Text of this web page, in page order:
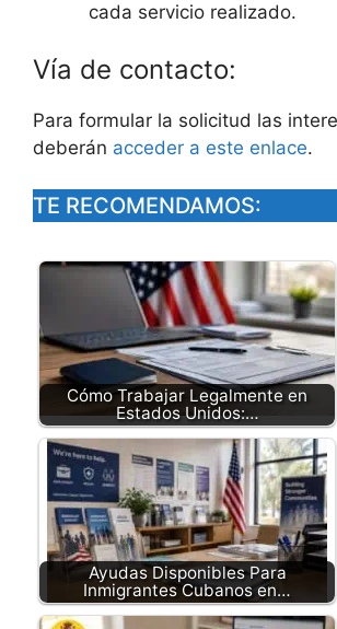
cada servicio realizado.
Vía de contacto:
Para formular la solicitud las
deberán acceder a este enlace.
TE RECOMENDAMOS:
Cómo Trabajar Legalmente en
Estados Unidos:…
Ayudas Disponibles Para
Inmigrantes Cubanos en…